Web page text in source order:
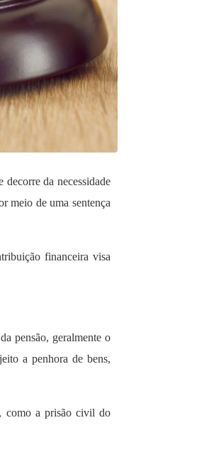
da necessidade
meio de uma sentença
financeira visa
pensão, geralmente o
a penhora de bens,
como a prisão civil do